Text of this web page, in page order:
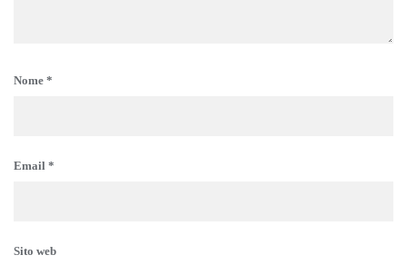
Nome *
Email *
Sito web